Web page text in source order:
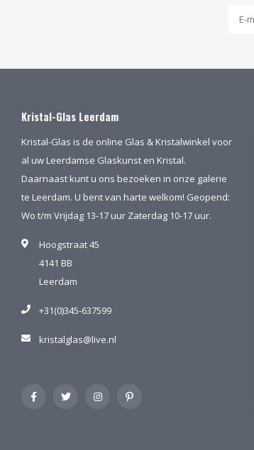
Kristal-Glas Leerdam
Kristal-Glas is de online Glas & Kristalwinkel voor
al uw Leerdamse Glaskunst en Kristal.
Daarnaast kunt u ons bezoeken in onze galerie
te Leerdam. U bent van harte welkom! Geopend:
Wo t/m Vrijdag 13-17 uur Zaterdag 10-17 uur.
Hoogstraat 45
4141 BB
Leerdam
+31(0)345-637599
kristalglas@live.nl